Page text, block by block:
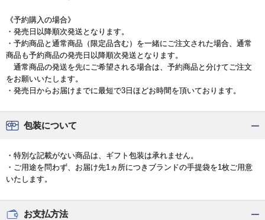
《予約購入の場合》
・発売日以降順次発送となります。
・予約商品と通常商品（限定品含む）を一緒にご注文された場合、通常
商品も予約商品の発売日以降順次発送となります。
通常商品の発送を先にご希望される場合は、予約商品と分けてご注文
をお願いいたします。
・発売日からお届けまでに最短で3日ほどお時間を頂いております。
包装について
・特別な記載がない商品は、ギフト包装は承れません。
・ご用途を問わず、お届け先1ヵ所につきブランドの手提袋を1枚ご用意
いたします。
お支払方法